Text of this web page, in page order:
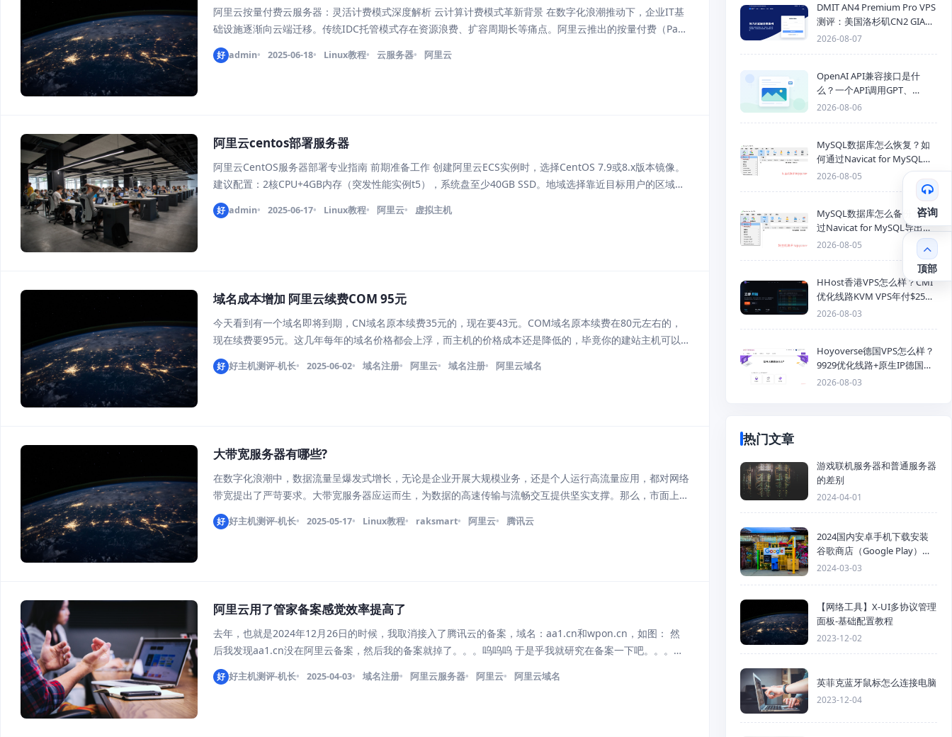
阿里云按量付费云服务器：灵活计费模式深度解析 云计算计费模式革新背景 在数字化浪潮推动下，企业IT基
础设施逐渐向云端迁移。传统IDC托管模式存在资源浪费、扩容周期长等痛点。阿里云推出的按量付费（Pay-
As-You-Go）云服务器，彻底改变了"预先采购硬件"的固有模式。区别于包年包月的刚性支出，按量付费根据
实际使用的计
好 admin 2025-06-18 Linux教程 云服务器 阿里云
阿里云centos部署服务器
阿里云CentOS服务器部署专业指南 前期准备工作 创建阿里云ECS实例时，选择CentOS 7.9或8.x版本镜像。
建议配置：2核CPU+4GB内存（突发性能实例t5），系统盘至少40GB SSD。地域选择靠近目标用户的区域，
安全组预先放行SSH(22)、HTTP(80)、HTTPS(443)端口。 服务器初始化配置
好 admin 2025-06-17 Linux教程 阿里云 虚拟主机
域名成本增加 阿里云续费COM 95元
今天看到有一个域名即将到期，CN域名原本续费35元的，现在要43元。COM域名原本续费在80元左右的，
现在续费要95元。这几年每年的域名价格都会上浮，而主机的价格成本还是降低的，毕竟你的建站主机可以
换服务商或者降低配置，那你的域名还真不好更换，即便更换服务商也差异不大价格。 以上是阿里云的域名
价格。所以，如今我们如果手
好 好主机测评-机长 2025-06-02 域名注册 阿里云 域名注册 阿里云域名
大带宽服务器有哪些?
在数字化浪潮中，数据流量呈爆发式增长，无论是企业开展大规模业务，还是个人运行高流量应用，都对网络
带宽提出了严苛要求。大带宽服务器应运而生，为数据的高速传输与流畅交互提供坚实支撑。那么，市面上常
见的大带宽服务器有哪些呢？​ 一、云服务提供商的大带宽云服务器​ 1、亚马逊AWS​：作为全球云计算的领军
者，AWS在全球布局了
好 好主机测评-机长 2025-05-17 Linux教程 raksmart 阿里云 腾讯云
阿里云用了管家备案感觉效率提高了
去年，也就是2024年12月26日的时候，我取消接入了腾讯云的备案，域名：aa1.cn和wpon.cn，如图： 然
后我发现aa1.cn没在阿里云备案，然后我的备案就掉了。。。呜呜呜 于是乎我就研究在备案一下吧。。。不
然这怎么能行啊，但是很着急，当时发现的时候是1月15日下午17点了，重新备案普通流程要第二天才有人审
核，
好 好主机测评-机长 2025-04-03 域名注册 阿里云服务器 阿里云 阿里云域名
DMIT AN4 Premium Pro VPS
测评：美国洛杉矶CN2 GIA三
网优化线路性能测试
2026-08-07
OpenAI API兼容接口是什
么？一个API调用GPT、
Claude、Gemini、DeepSeek
2026-08-06
MySQL数据库怎么恢复？如
何通过Navicat for MySQL导
入SQL备份文件
2026-08-05
MySQL数据库怎么备份？通
过Navicat for MySQL导出
Mysql数据库为SQL格式备份
2026-08-05
HHost香港VPS怎么样？CMI
优化线路KVM VPS年付$25
起，4GB内存优惠套餐
2026-08-03
Hoyoverse德国VPS怎么样？
9929优化线路+原生IP德国
KVM VPS推荐
2026-08-03
热门文章
游戏联机服务器和普通服务器
的差别
2024-04-01
2024国内安卓手机下载安装
谷歌商店（Google Play）详
细步骤
2024-03-03
【网络工具】X-UI多协议管理
面板-基础配置教程
2023-12-02
英菲克蓝牙鼠标怎么连接电脑
2023-12-04
咨询
顶部